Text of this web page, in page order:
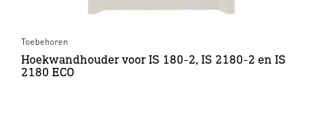
Toebehoren
Hoekwandhouder voor IS 180-2, IS 2180-2 en IS
2180 ECO